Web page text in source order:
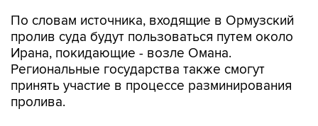
Ирана, покидающие - возле Омана.
Региональные государства также смогут
принять участие в процессе разминирования
пролива.
Источник добавил, что США и Иран